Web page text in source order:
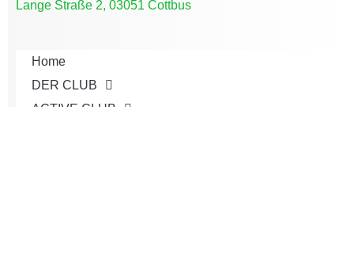
Lange Straße 2, 03051 Cottbus
Home
DER CLUB
ACTIVE CLUB